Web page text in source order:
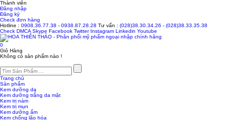
Thành viên
Đăng nhập
Đăng ký
Check đơn hàng
Hotline : 0908.36.77.38 - 0938.87.28.28 Tư vấn : (028)38.30.34.26 - (028)38.33.35.38
Check DMCA Skype Facebook Twitter Instagram Linkedin Youtube
0
Giỏ Hàng
Không có sản phẩm nào !
Trang chủ
Sản phẩm
Kem dưỡng da
Kem dưỡng trắng da mặt
Kem trị nám
Kem trị mụn
Kem dưỡng ẩm
Kem chống lão hóa